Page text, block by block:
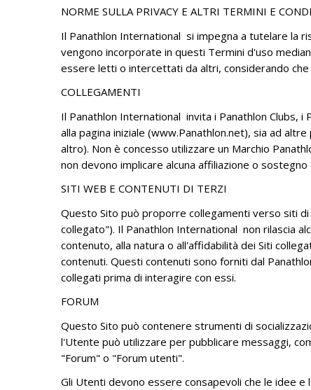
NORME SULLA PRIVACY E ALTRI TERMINI E
Il Panathlon International si impegna a tutelare la
vengono incorporate in questi Termini d'uso
essere letti o intercettati da altri, considerando
COLLEGAMENTI
Il Panathlon International invita i Panathlon Clubs,
alla pagina iniziale (www.Panathlon.net), sia ad
altro). Non è concesso utilizzare un Marchio
non devono implicare alcuna affiliazione o
SITI WEB E CONTENUTI DI TERZI
Questo Sito può proporre collegamenti verso siti
collegato"). Il Panathlon International non rilascia
contenuto, alla natura o all'affidabilità dei Siti
contenuti. Questi contenuti sono forniti dal
collegati prima di interagire con essi.
FORUM
Questo Sito può contenere strumenti di
l'Utente può utilizzare per pubblicare messaggi,
"Forum" o "Forum utenti".
Gli Utenti devono essere consapevoli che le idee